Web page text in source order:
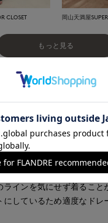
CLOSET 岡山天満屋
もっと見る
がら一枚持っていると便利
ブラウス、ワンピースに
ュアンスのある雰囲気に。
ラインを気にせず着ること
にしているため適度なドレ